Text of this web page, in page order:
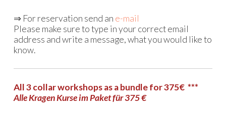
⇒ For reservation send an e-mail
Please make sure to type in your correct email
address and write a message, what you would like to
know.
All 3 collar workshops as a bundle for 375€ ***
Alle Kragen Kurse im Paket für 375 €